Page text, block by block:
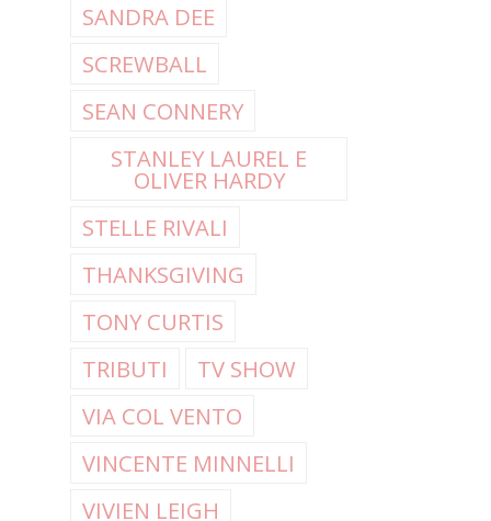
SANDRA DEE
SCREWBALL
SEAN CONNERY
STANLEY LAUREL E
OLIVER HARDY
STELLE RIVALI
THANKSGIVING
TONY CURTIS
TRIBUTI
TV SHOW
VIA COL VENTO
VINCENTE MINNELLI
VIVIEN LEIGH